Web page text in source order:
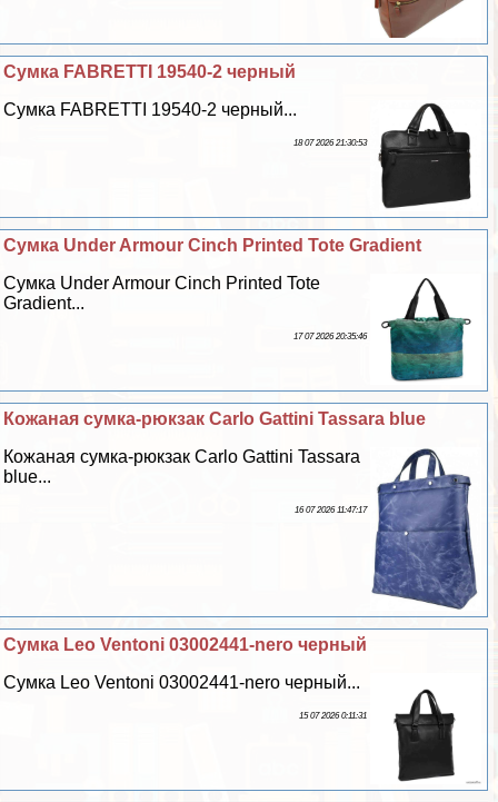
Сумка FABRETTI 19540-2 черный
Сумка FABRETTI 19540-2 черный...
18 07 2026 21:30:53
Сумка Under Armour Cinch Printed Tote Gradient
Сумка Under Armour Cinch Printed Tote
Gradient...
17 07 2026 20:35:46
Кожаная сумка-рюкзак Carlo Gattini Tassara blue
Кожаная сумка-рюкзак Carlo Gattini Tassara
blue...
16 07 2026 11:47:17
Сумка Leo Ventoni 03002441-nero черный
Сумка Leo Ventoni 03002441-nero черный...
15 07 2026 0:11:31